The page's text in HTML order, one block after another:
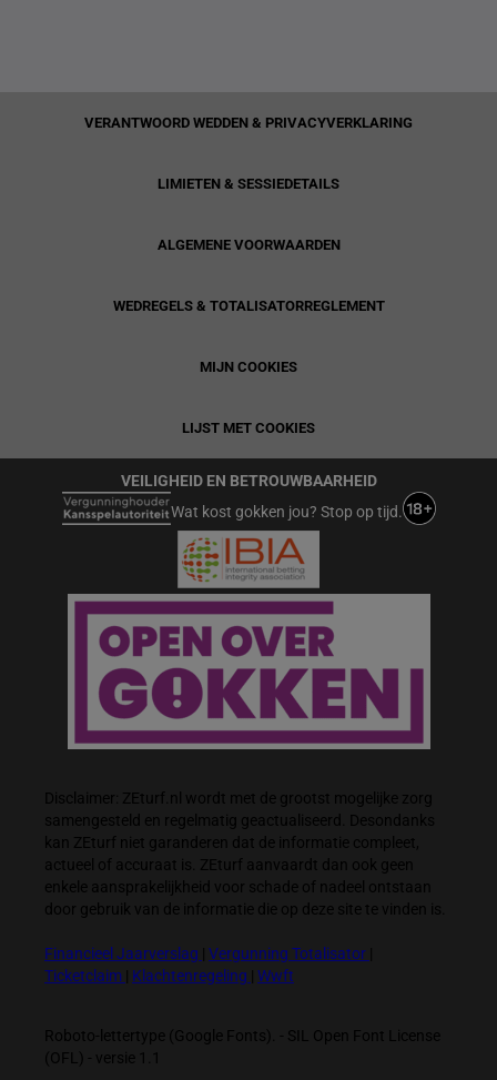
VERANTWOORD WEDDEN & PRIVACYVERKLARING
LIMIETEN & SESSIEDETAILS
ALGEMENE VOORWAARDEN
WEDREGELS & TOTALISATORREGLEMENT
MIJN COOKIES
LIJST MET COOKIES
VEILIGHEID EN BETROUWBAARHEID
Wat kost gokken jou? Stop op tijd.
Disclaimer: ZEturf.nl wordt met de grootst mogelijke zorg
samengesteld en regelmatig geactualiseerd. Desondanks
kan ZEturf niet garanderen dat de informatie compleet,
actueel of accuraat is. ZEturf aanvaardt dan ook geen
enkele aansprakelijkheid voor schade of nadeel ontstaan
door gebruik van de informatie die op deze site te vinden is.
Financieel Jaarverslag Vergunning Totalisator
Ticketclaim
Klachtenregeling Wwft
Roboto-lettertype (Google Fonts). - SIL Open Font License
(OFL) - versie 1.1